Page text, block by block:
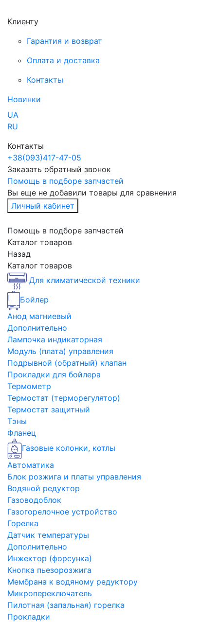
Клиенту
Гарантия и возврат
Оплата и доставка
Контакты
Новинки
UA
RU
Контакты
+38(093)417-47-05
Заказать обратный звонок
Помощь в подборе запчастей
Вы еще не добавили товары для сравнения
Личный кабинет
Помощь в подборе запчастей
Каталог товаров
Назад
Каталог товаров
Для климатической техники
Бойлер
Анод магниевый
Дополнительно
Лампочка индикаторная
Модуль (плата) управления
Подрывной (обратный) клапан
Прокладки для бойлера
Термометр
Термостат (терморегулятор)
Термостат защитный
Тэны
Фланец
Газовые колонки, котлы
Автоматика
Блок розжига и платы управления
Водяной редуктор
Газоводоблок
Газогорелочное устройство
Горелка
Датчик температуры
Дополнительно
Инжектор (форсунка)
Кнопка пьезорозжига
Мембрана к водяному редуктору
Микропереключатель
Пилотная (запальная) горелка
Прокладки